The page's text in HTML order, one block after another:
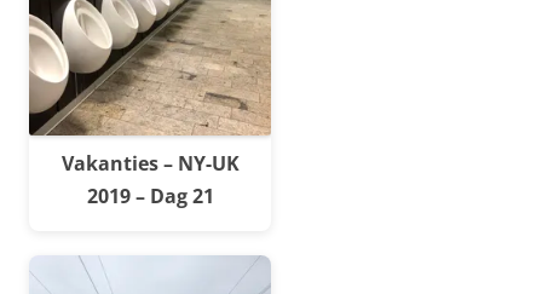
Vakanties – NY-UK
2019 – Dag 21